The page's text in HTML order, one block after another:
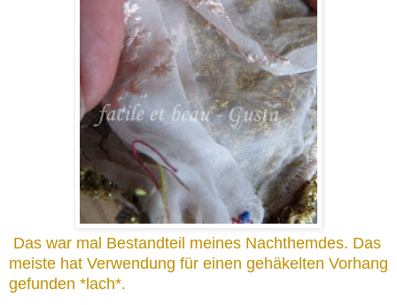
Das war mal Bestandteil meines Nachthemdes. Das
meiste hat Verwendung für einen gehäkelten Vorhang
gefunden *lach*.